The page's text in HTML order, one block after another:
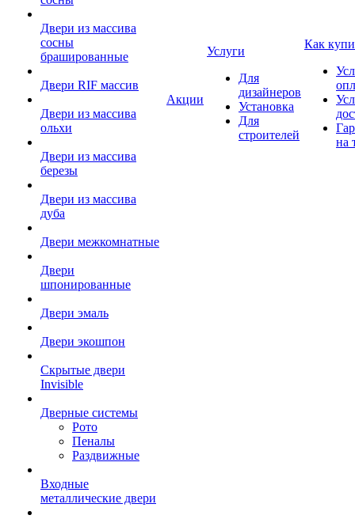
Двери из массива
сосны
брашированные
Двери RIF массив
Двери из массива
ольхи
Двери из массива
березы
Двери из массива
дуба
Двери межкомнатные
Двери
шпонированные
Двери эмаль
Двери экошпон
Скрытые двери
Invisible
Дверные системы
Рото
Пеналы
Раздвижные
Входные
металлические двери
Акции
Услуги
Для
дизайнеров
Установка
Для
строителей
Как
на